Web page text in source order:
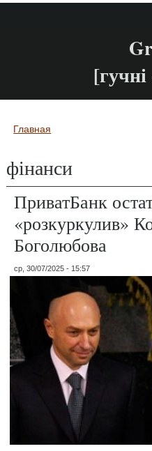
Вы здесь
Главная
фінанси
ПриватБанк
«розкуркулив»
Боголюбова
ср, 30/07/2025 - 15:57